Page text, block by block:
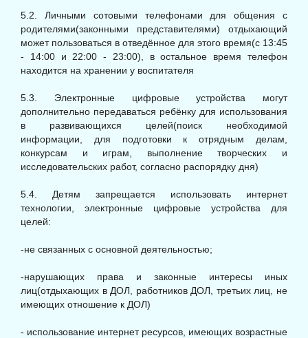
5.2. Личными сотовыми телефонами для общения с
родителями(законными представителями) отдыхающий
может пользоваться в отведённое для этого время(с 13:45
- 14:00 и 22:00 - 23:00), в остальное время телефон
находится на хранении у воспитателя
5.3. Электронные цифровые устройства могут
дополнительно передаваться ребёнку для использования
в развивающихся целей(поиск необходимой
информации, для подготовки к отрядным делам,
конкурсам и играм, выполнение творческих и
исследовательских работ, согласно распорядку дня)
5.4. Детям запрещается использовать интернет
технологии, электронные цифровые устройства для
целей:
-не связанных с основной деятельностью;
-нарушающих права и законные интересы иных
лиц(отдыхающих в ДОЛ, работников ДОЛ, третьих лиц, не
имеющих отношение к ДОЛ)
- использование интернет ресурсов, имеющих возрастные